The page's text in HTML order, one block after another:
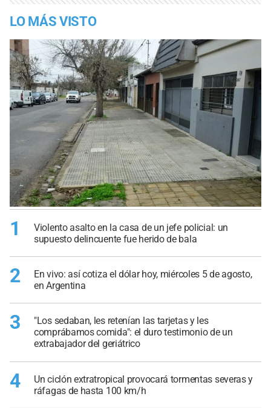
LO MÁS VISTO
1
Violento asalto en la casa de un jefe policial: un
supuesto delincuente fue herido de bala
2
En vivo: así cotiza el dólar hoy, miércoles 5 de agosto,
en Argentina
3
"Los sedaban, les retenían las tarjetas y les
comprábamos comida": el duro testimonio de un
extrabajador del geriátrico
4
Un ciclón extratropical provocará tormentas severas y
ráfagas de hasta 100 km/h